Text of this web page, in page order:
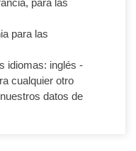
para las
idiomas: inglés -
cualquier otro
datos de